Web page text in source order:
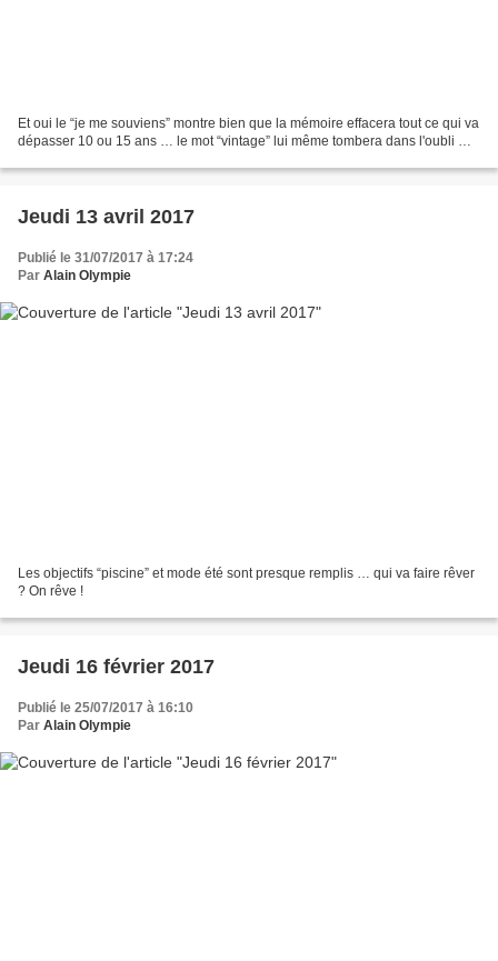
Et oui le “je me souviens” montre bien que la mémoire effacera tout ce qui va
dépasser 10 ou 15 ans … le mot “vintage” lui même tombera dans l'oubli …
Jeudi 13 avril 2017
Publié le 31/07/2017 à 17:24
Par Alain Olympie
Les objectifs “piscine” et mode été sont presque remplis … qui va faire rêver
? On rêve !
Jeudi 16 février 2017
Publié le 25/07/2017 à 16:10
Par Alain Olympie